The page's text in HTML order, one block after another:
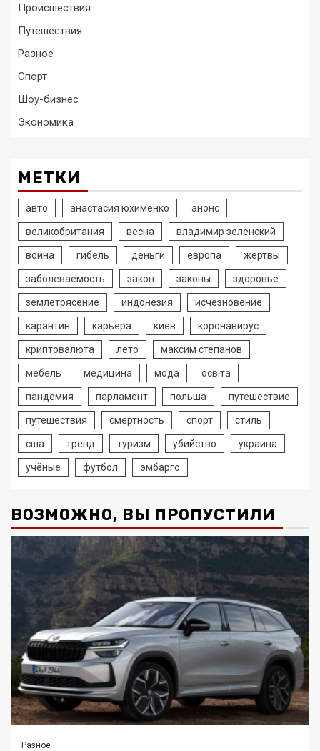
Происшествия
Путешествия
Разное
Спорт
Шоу-бизнес
Экономика
МЕТКИ
авто анастасия юхименко анонс
великобритания весна владимир зеленский
война гибель деньги европа жертвы
заболеваемость закон законы здоровье
землетрясение индонезия исчезновение
карантин карьера киев коронавирус
криптовалюта лето максим степанов
мебель медицина мода освіта
пандемия парламент польша путешествие
путешествия смертность спорт стиль
сша тренд туризм убийство украина
учёные футбол эмбарго
ВОЗМОЖНО, ВЫ ПРОПУСТИЛИ
Разное